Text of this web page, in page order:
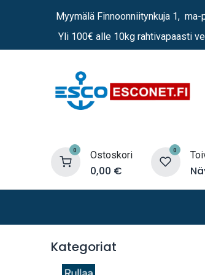
Myymälä Finnoonniitynkuja 1,
Yli 100€ alle 10kg rahtivapaasti
0 Ostoskori
0,00 €
0
Kategoriat